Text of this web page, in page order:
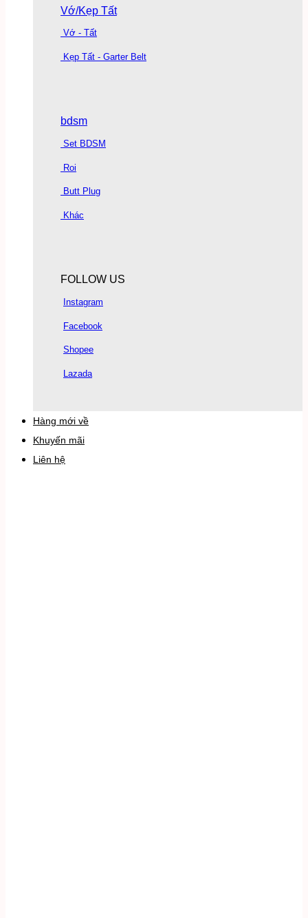
Vớ/Kẹp Tất
Vớ - Tất
Kẹp Tất - Garter Belt
bdsm
Set BDSM
Roi
Butt Plug
Khác
FOLLOW US
Instagram
Facebook
Shopee
Lazada
Hàng mới về
Khuyến mãi
Liên hệ